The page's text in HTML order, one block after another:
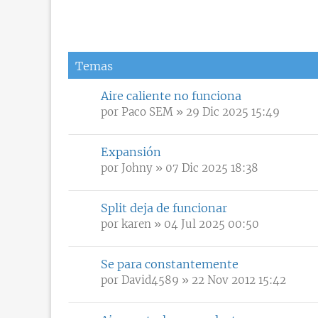
Temas
Aire caliente no funciona
por Paco SEM » 29 Dic 2025 15:49
Expansión
por Johny » 07 Dic 2025 18:38
Split deja de funcionar
por karen » 04 Jul 2025 00:50
Se para constantemente
por David4589 » 22 Nov 2012 15:42